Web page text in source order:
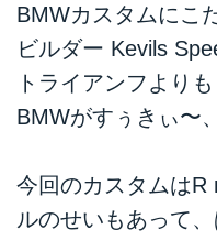
BMWカスタムにこ
ビルダー Kevils
トライアンフより
BMWがすぅきぃ〜
今回のカスタムはR
ルのせいもあって